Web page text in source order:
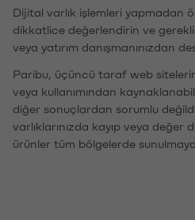
Dijital varlık işlemleri yapmadan
dikkatlice değerlendirin ve
veya yatırım danışmanınızdan
Paribu, üçüncü taraf web
veya kullanımından
diğer sonuçlardan sorumlu
varlıklarınızda kayıp veya değer
ürünler tüm bölgelerde